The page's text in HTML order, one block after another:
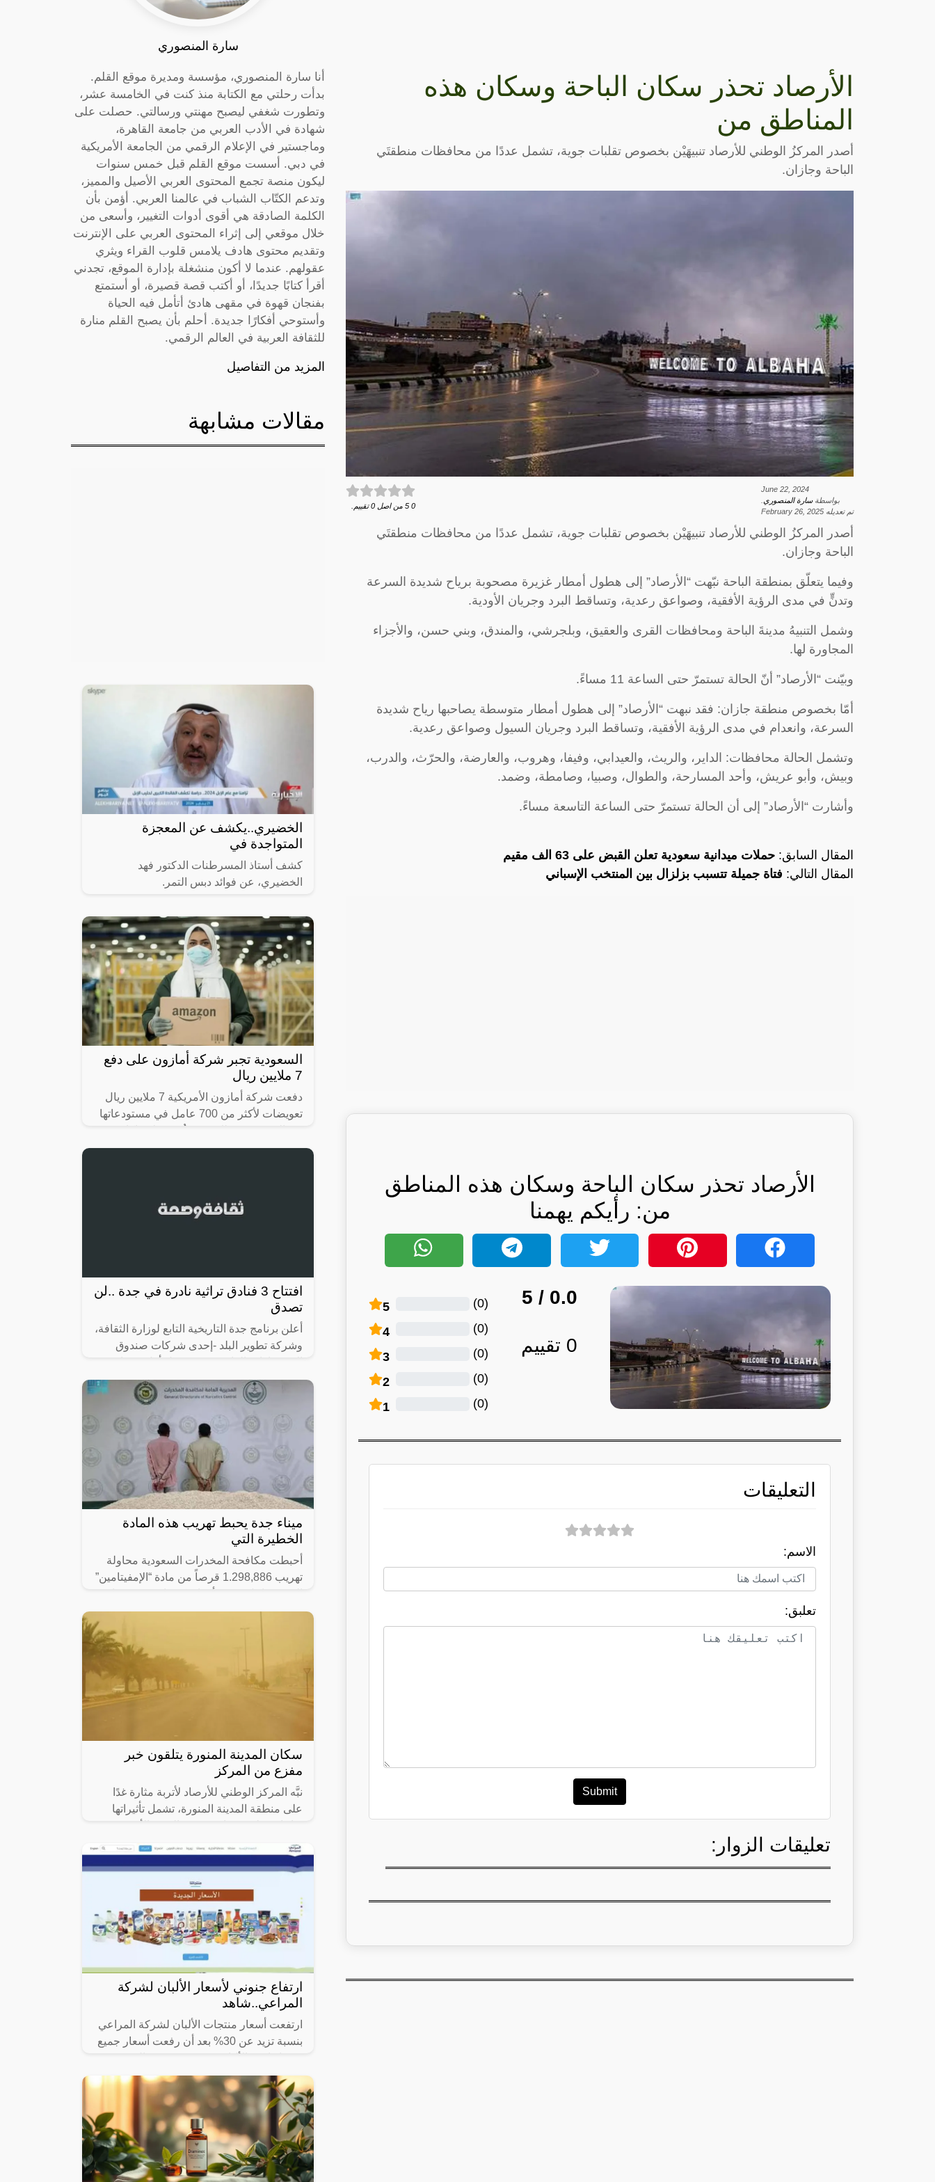
الأرصاد تحذر سكان الباحة وسكان هذه
المناطق من
أصدر المركزُ الوطني للأرصاد تنبيهَيْن بخصوص تقلبات جوية، تشمل عددًا من محافظات منطقتَي
الباحة وجازان.
June 22, 2024
بواسطةسارة المنصوري
تم تعديله February 26, 2025
0
5 من اصل 0 تقييم.
أصدر المركزُ الوطني للأرصاد تنبيهَيْن بخصوص تقلبات جوية، تشمل عددًا من محافظات منطقتَي
الباحة وجازان.
وفيما يتعلّق بمنطقة الباحة نبّهت “الأرصاد” إلى هطول أمطار غزيرة مصحوبة برياح شديدة السرعة
وتدنٍّ في مدى الرؤية الأفقية، وصواعق رعدية، وتساقط البرد وجريان الأودية.
وشمل التنبيهُ مدينةَ الباحة ومحافظات القرى والعقيق، وبلجرشي، والمندق، وبني حسن، والأجزاء
المجاورة لها.
وبيّنت “الأرصاد” أنّ الحالة تستمرّ حتى الساعة 11 مساءً.
أمّا بخصوص منطقة جازان: فقد نبهت “الأرصاد” إلى هطول أمطار متوسطة يصاحبها رياح شديدة
السرعة، وانعدام في مدى الرؤية الأفقية، وتساقط البرد وجريان السيول وصواعق رعدية.
وتشمل الحالة محافظات: الداير، والريث، والعيدابي، وفيفا، وهروب، والعارضة، والحرّث، والدرب،
وبيش، وأبو عريش، وأحد المسارحة، والطوال، وصبيا، وصامطة، وضمد.
وأشارت “الأرصاد” إلى أن الحالة تستمرّ حتى الساعة التاسعة مساءً.
المقال السابق: حملات ميدانية سعودية تعلن القبض على 63 الف مقيم
المقال التالي: فتاة جميلة تتسبب بزلزال بين المنتخب الإسباني
الأرصاد تحذر سكان الباحة وسكان هذه المناطق
من: رأيكم يهمنا
0.0
/ 5
0 تقييم
5 (
0
)
4 (
0
)
3 (
0
)
2 (
0
)
1 (
0
)
التعليقات
الاسم:
تعلبق:
Submit
تعليقات الزوار:
سارة المنصوري
أنا سارة المنصوري، مؤسسة ومديرة موقع القلم.
بدأت رحلتي مع الكتابة منذ كنت في الخامسة عشر،
وتطورت شغفي ليصبح مهنتي ورسالتي. حصلت على
شهادة في الأدب العربي من جامعة القاهرة،
وماجستير في الإعلام الرقمي من الجامعة الأمريكية
في دبي. أسست موقع القلم قبل خمس سنوات
ليكون منصة تجمع المحتوى العربي الأصيل والمميز،
وتدعم الكتّاب الشباب في عالمنا العربي. أؤمن بأن
الكلمة الصادقة هي أقوى أدوات التغيير، وأسعى من
خلال موقعي إلى إثراء المحتوى العربي على الإنترنت
وتقديم محتوى هادف يلامس قلوب القراء ويثري
عقولهم. عندما لا أكون منشغلة بإدارة الموقع، تجدني
أقرأ كتابًا جديدًا، أو أكتب قصة قصيرة، أو أستمتع
بفنجان قهوة في مقهى هادئ أتأمل فيه الحياة
وأستوحي أفكارًا جديدة. أحلم بأن يصبح القلم منارة
للثقافة العربية في العالم الرقمي.
المزيد من التفاصيل
مقالات مشابهة
الخضيري..يكشف عن المعجزة
المتواجدة في
كشف أستاذ المسرطنات الدكتور فهد
الخضيري، عن فوائد دبس التمر.
السعودية تجبر شركة أمازون على دفع
7 ملايين ريال
دفعت شركة أمازون الأمريكية 7 ملايين ريال
تعويضات لأكثر من 700 عامل في مستودعاتها
واستغلال، ودفعهم رسومًا غير قانونية؛
افتتاح 3 فنادق تراثية نادرة في جدة ..لن
تصدق
أعلن برنامج جدة التاريخية التابع لوزارة الثقافة،
وشركة تطوير البلد -إحدى شركات صندوق
تراثية في منطقة جدة التاريخية،
ميناء جدة يحبط تهريب هذه المادة
الخطيرة التي
أحبطت مكافحة المخدرات السعودية محاولة
تهريب 1.298,886 قرصاً من مادة “الإمفيتامين”
جدة الإسلامي، بالتنسيق مع هيئة
سكان المدينة المنورة يتلقون خبر
مفزع من المركز
نبَّه المركز الوطني للأرصاد لأتربة مثارة غدًا
على منطقة المدينة المنورة، تشمل تأثيراتها
5) كم على محافظتَي
ارتفاع جنوني لأسعار الألبان لشركة
المراعي..شاهد
ارتفعت أسعار منتجات الألبان لشركة المراعي
بنسبة تزيد عن 30% بعد أن رفعت أسعار جميع
ريال.